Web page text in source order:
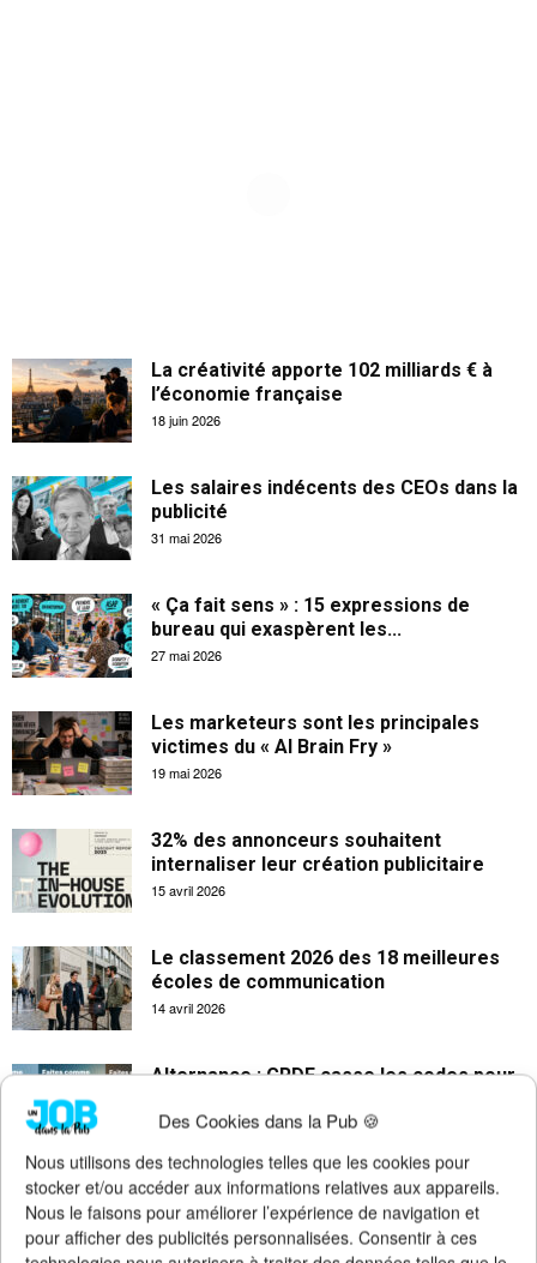
Des Cookies dans la Pub 🍪
Nous utilisons des technologies telles que les cookies pour
stocker et/ou accéder aux informations relatives aux appareils.
Nous le faisons pour améliorer l’expérience de navigation et
pour afficher des publicités personnalisées. Consentir à ces
La créativité apporte 102 milliards € à
l’économie française
18 juin 2026
Les salaires indécents des CEOs dans la
publicité
31 mai 2026
« Ça fait sens » : 15 expressions de
bureau qui exaspèrent les...
27 mai 2026
Les marketeurs sont les principales
victimes du « AI Brain Fry »
19 mai 2026
32% des annonceurs souhaitent
internaliser leur création publicitaire
15 avril 2026
Le classement 2026 des 18 meilleures
écoles de communication
14 avril 2026
Alternance : GRDF casse les codes pour
31 mars 2026